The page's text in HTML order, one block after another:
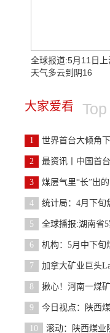
全球报道:5月11日上
天气多云到阴16
大家爱看 Top
1 世界首台大倾角下坡
2 最资讯丨中国首台套
3 煤层气里“长”出的
4 统计局：4月下旬焦
5 全球播报:湖南省5
6 机构：5月中下旬
7 加拿大矿业巨头
8 揪心！河南一煤矿突
9 今日视点：陕西煤业
10 滚动：陕西煤业陕煤